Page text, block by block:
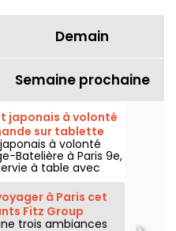
Demain
Semaine prochaine
japonais à volonté
sur tablette
à volonté
Batelière à Paris 9e,
à table avec
Sushis, makis,
préparés à la
midi et soir, du
à Paris cet
Fitz Group
trois ambiances